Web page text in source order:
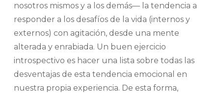
nosotros mismos y a los demás— la tendencia a
responder a los desafíos de la vida (internos y
externos) con agitación, desde una mente
alterada y enrabiada. Un buen ejercicio
introspectivo es hacer una lista sobre todas las
desventajas de esta tendencia emocional en
nuestra propia experiencia. De esta forma,